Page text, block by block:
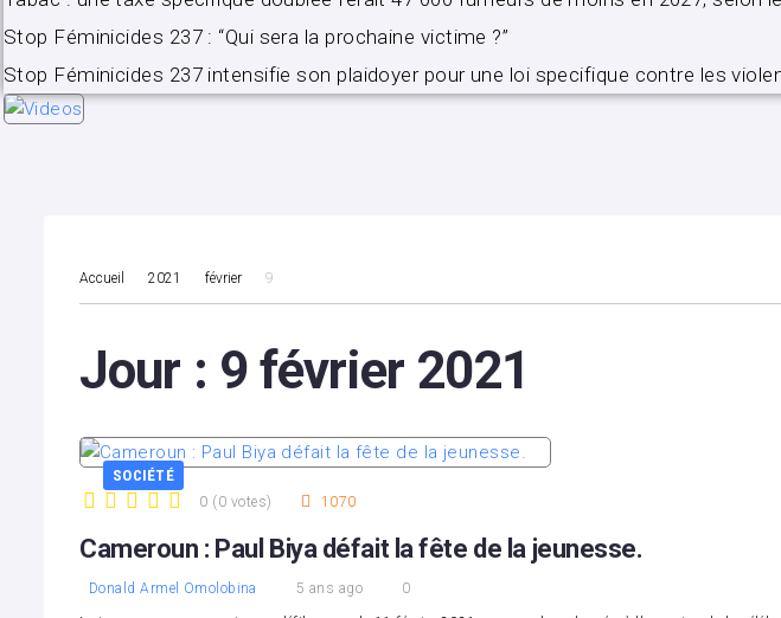
Stop Féminicides 237 : “Qui sera la prochaine victime ?”
Stop Féminicides 237 intensifie son plaidoyer pour une loi specifique contre les
Accueil 2021 février 9
Jour : 9 février 2021
SOCIÉTÉ
0 ( 0 votes) 1070
Cameroun : Paul Biya défait la fête de la jeunesse.
Donald Armel Omolobina 5 ans ago 0